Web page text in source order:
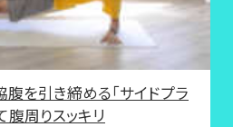
腹を引き締める「サイドプラ
腹周りスッキリ